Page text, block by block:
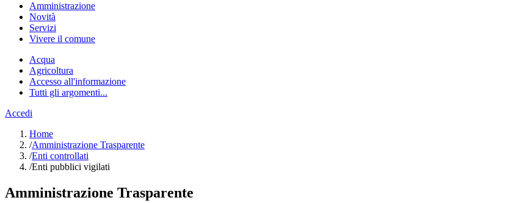
Amministrazione
Novità
Servizi
Vivere il comune
Acqua
Agricoltura
Accesso all'informazione
Tutti gli argomenti...
Accedi
Home
/Amministrazione Trasparente
/Enti controllati
/Enti pubblici vigilati
Amministrazione Trasparente